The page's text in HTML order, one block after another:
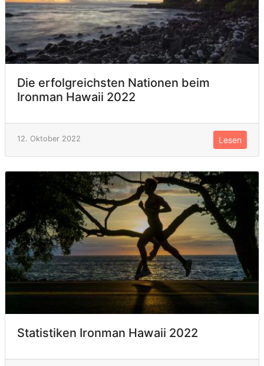
Die erfolgreichsten Nationen beim
Ironman Hawaii 2022
12. Oktober 2022 Lesen
Statistiken Ironman Hawaii 2022